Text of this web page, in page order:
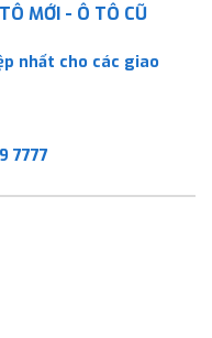
MỚI - Ô TÔ CŨ
nhất cho các giao
7777